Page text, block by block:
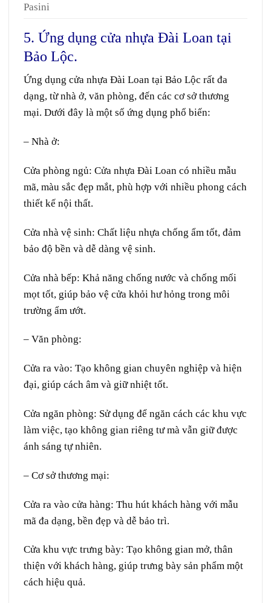
Pasini
5. Ứng dụng cửa nhựa Đài Loan tại
Bảo Lộc.
Ứng dụng cửa nhựa Đài Loan tại Bảo Lộc rất đa
dạng, từ nhà ở, văn phòng, đến các cơ sở thương
mại. Dưới đây là một số ứng dụng phổ biến:
– Nhà ở:
Cửa phòng ngủ: Cửa nhựa Đài Loan có nhiều mẫu
mã, màu sắc đẹp mắt, phù hợp với nhiều phong cách
thiết kế nội thất.
Cửa nhà vệ sinh: Chất liệu nhựa chống ẩm tốt, đảm
bảo độ bền và dễ dàng vệ sinh.
Cửa nhà bếp: Khả năng chống nước và chống mối
mọt tốt, giúp bảo vệ cửa khỏi hư hỏng trong môi
trường ẩm ướt.
– Văn phòng:
Cửa ra vào: Tạo không gian chuyên nghiệp và hiện
đại, giúp cách âm và giữ nhiệt tốt.
Cửa ngăn phòng: Sử dụng để ngăn cách các khu vực
làm việc, tạo không gian riêng tư mà vẫn giữ được
ánh sáng tự nhiên.
– Cơ sở thương mại:
Cửa ra vào cửa hàng: Thu hút khách hàng với mẫu
mã đa dạng, bền đẹp và dễ bảo trì.
Cửa khu vực trưng bày: Tạo không gian mở, thân
thiện với khách hàng, giúp trưng bày sản phẩm một
cách hiệu quả.